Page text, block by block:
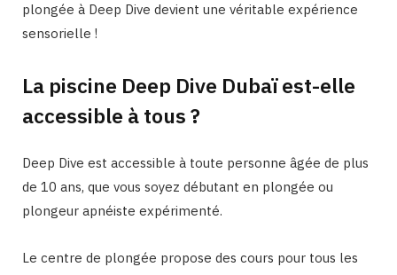
plongée à Deep Dive devient une véritable expérience
sensorielle !
La piscine Deep Dive Dubaï est-elle
accessible à tous ?
Deep Dive est accessible à toute personne âgée de plus
de 10 ans, que vous soyez débutant en plongée ou
plongeur apnéiste expérimenté.
Le centre de plongée propose des cours pour tous les